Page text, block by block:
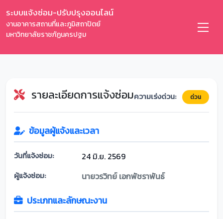
ระบบแจ้งซ่อม-ปรับปรุงออนไลน์
งานอาคารสถานที่และภูมิสถาปัตย์
มหาวิทยาลัยราชภัฏนครปฐม
รายละเอียดการแจ้งซ่อมความเร่งด่วน: ด่วน
ข้อมูลผู้แจ้งและเวลา
วันที่แจ้งซ่อม: 24 มิ.ย. 2569
ผู้แจ้งซ่อม: นายวรวิทย์ เอกพัชราพันธ์
ประเภทและลักษณะงาน